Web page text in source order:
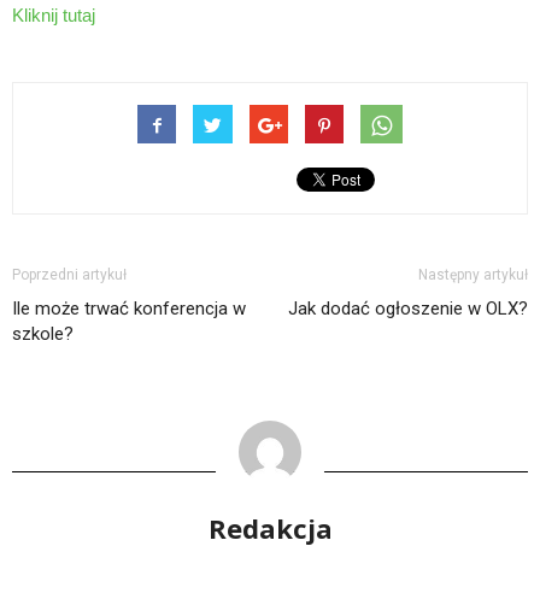
Kliknij tutaj
Poprzedni artykuł
Ile może trwać konferencja w
szkole?
Następny artykuł
Jak dodać ogłoszenie w OLX?
Redakcja